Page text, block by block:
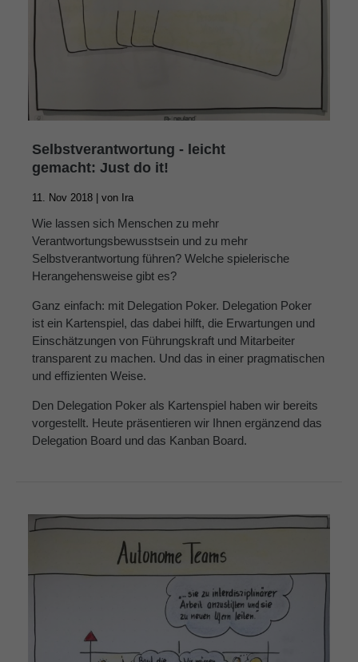
Selbstverantwortung - leicht
gemacht: Just do it!
11. Nov 2018 | von Ira
Wie lassen sich Menschen zu mehr
Verantwortungsbewusstsein und zu mehr
Selbstverantwortung führen? Welche spielerische
Herangehensweise gibt es?
Ganz einfach: mit Delegation Poker. Delegation Poker
ist ein Kartenspiel, das dabei hilft, die Erwartungen und
Einschätzungen von Führungskraft und Mitarbeiter
transparent zu machen. Und das in einer pragmatischen
und effizienten Weise.
Den Delegation Poker als Kartenspiel haben wir bereits
vorgestellt. Heute präsentieren wir Ihnen ergänzend das
Delegation Board und das Kanban Board.